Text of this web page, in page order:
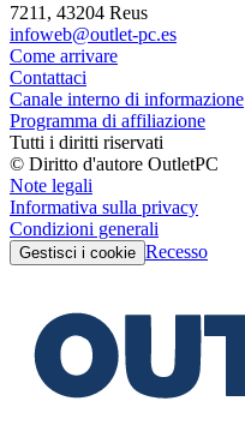
7211, 43204 Reus
infoweb@outlet-pc.es
Come arrivare
Contattaci
Canale interno di informazione
Programma di affiliazione
Tutti i diritti riservati
© Diritto d'autore OutletPC
Note legali
Informativa sulla privacy
Condizioni generali
Gestisci i cookie Recesso